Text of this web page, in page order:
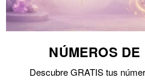
NÚMEROS
Descubre GRATIS tus